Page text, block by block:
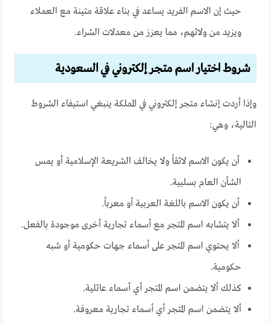
حيث إن الاسم الفريد يساعد في بناء علاقة متينة مع العملاء
ويزيد من ولائهم، مما يعزز من معدلات الشراء.
شروط اختيار اسم متجر إلكتروني في السعودية
وإذا أردت إنشاء متجر إلكتروني في المملكة ينبغي استيفاء الشروط
التالية، وهي:
أن يكون الاسم لائقاً ولا يخالف الشريعة الإسلامية أو يمس
الشأن العام بسلبية.
أن يكون الاسم باللغة العربية أو معرباً.
ألا يتشابه اسم المتجر مع أسماء تجارية أخرى موجودة بالفعل.
ألا يحتوي اسم المتجر على أسماء جهات حكومية أو شبه
حكومية.
كذلك ألا يتضمن اسم المتجر أي أسماء عائلية.
ألا يتضمن اسم المتجر أي أسماء تجارية معروفة.